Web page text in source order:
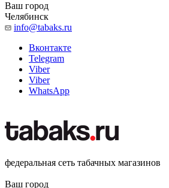
Ваш город
Челябинск
info@tabaks.ru
Вконтакте
Telegram
Viber
Viber
WhatsApp
федеральная сеть табачных магазинов
Ваш город